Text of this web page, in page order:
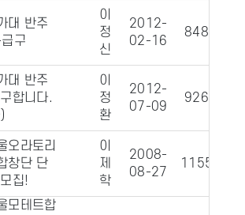
대 반주
구
이
정
신
2012-
02-16
8485
대 반주
합니다.
이
정
환
2012-
07-09
9263
오라토리
창단 단
집!
이
제
학
2008-
08-27
11552
모테트합